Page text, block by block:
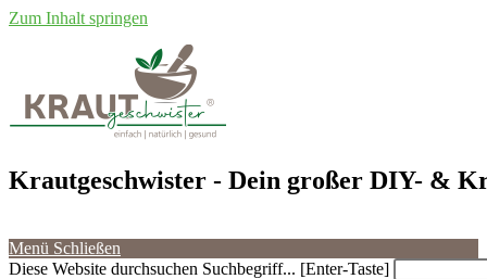
Zum Inhalt springen
Krautgeschwister - Dein großer DIY- &
Menü Schließen
Diese Website durchsuchen Suchbegriff... [Enter-Taste]